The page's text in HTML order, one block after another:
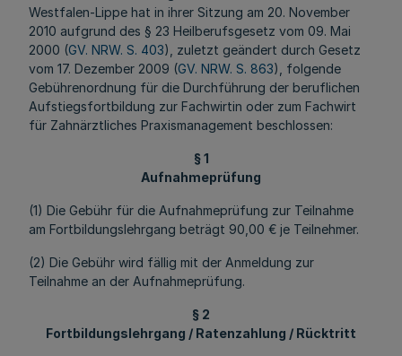
Westfalen-Lippe hat in ihrer Sitzung am 20. November
2010 aufgrund des § 23 Heilberufsgesetz vom 09. Mai
2000 (GV. NRW. S. 403), zuletzt geändert durch Gesetz
vom 17. Dezember 2009 (GV. NRW. S. 863), folgende
Gebührenordnung für die Durchführung der beruflichen
Aufstiegsfortbildung zur Fachwirtin oder zum Fachwirt
für Zahnärztliches Praxismanagement beschlossen:
§ 1
Aufnahmeprüfung
(1) Die Gebühr für die Aufnahmeprüfung zur Teilnahme
am Fortbildungslehrgang beträgt 90,00 € je Teilnehmer.
(2) Die Gebühr wird fällig mit der Anmeldung zur
Teilnahme an der Aufnahmeprüfung.
§ 2
Fortbildungslehrgang / Ratenzahlung / Rücktritt